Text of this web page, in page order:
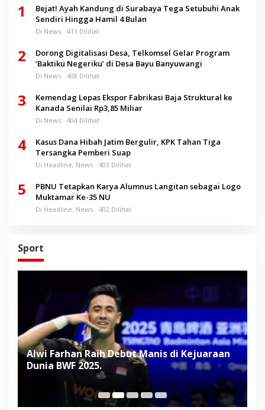
1
Bejat! Ayah Kandung di Surabaya Tega Setubuhi Anak
Sendiri Hingga Hamil 4 Bulan
Di News 411 Dilihat
2
Dorong Digitalisasi Desa, Telkomsel Gelar Program
‘Baktiku Negeriku’ di Desa Bayu Banyuwangi
Di News 408 Dilihat
3
Kemendag Lepas Ekspor Fabrikasi Baja Struktural ke
Kanada Senilai Rp3,85 Miliar
Di News 404 Dilihat
4
Kasus Dana Hibah Jatim Bergulir, KPK Tahan Tiga
Tersangka Pemberi Suap
Di Headline, News 403 Dilihat
5
PBNU Tetapkan Karya Alumnus Langitan sebagai Logo
Muktamar Ke-35 NU
Di Headline, News 402 Dilihat
Sport
Alwi Farhan Raih Debut Manis di Kejuaraan
Dunia BWF 2025.